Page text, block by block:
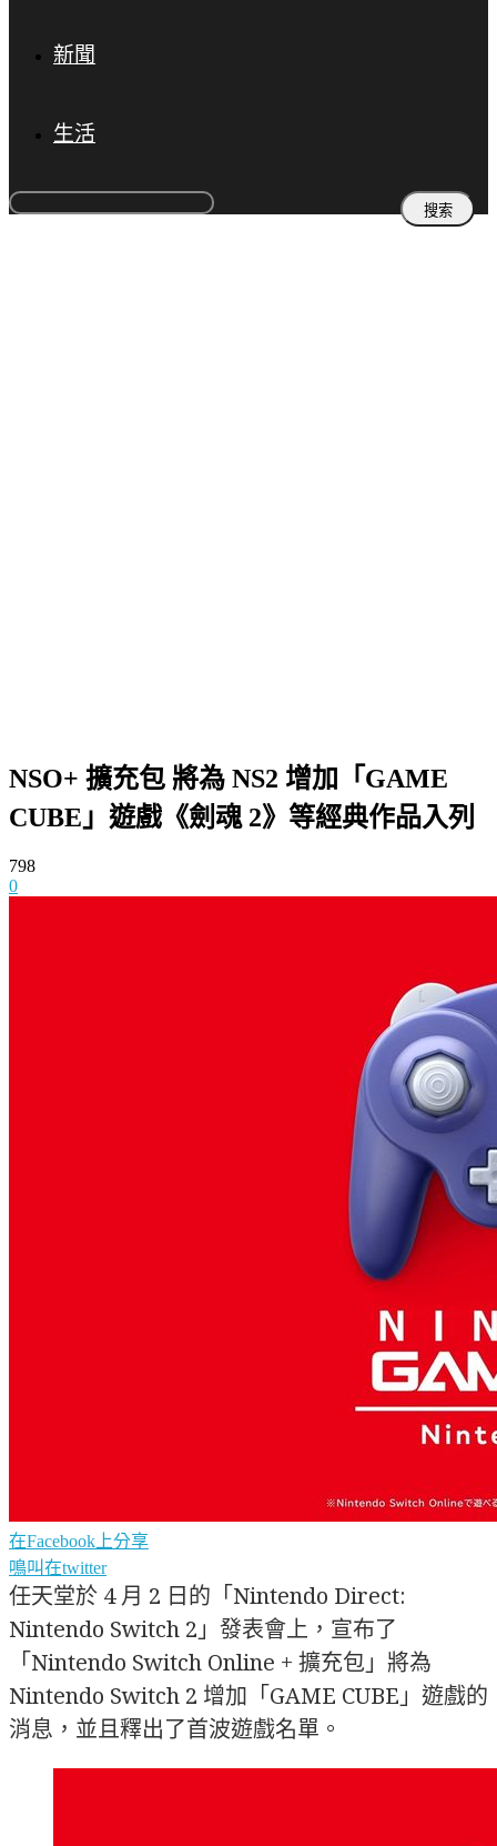
新聞
生活
NSO+ 擴充包 將為 NS2 增加「GAME
CUBE」遊戲《劍魂 2》等經典作品入列
798
0
在Facebook上分享
鳴叫在twitter
任天堂於 4 月 2 日的「Nintendo Direct:
Nintendo Switch 2」發表會上，宣布了
「Nintendo Switch Online + 擴充包」將為
Nintendo Switch 2 增加「GAME CUBE」遊戲的
消息，並且釋出了首波遊戲名單。